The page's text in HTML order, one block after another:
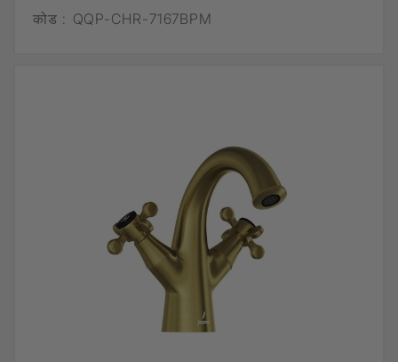
कोड : QQP-CHR-7167BPM